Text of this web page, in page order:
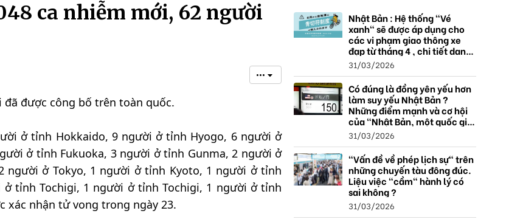
ca nhiễm mới, 62 người
•••
đã được công bố trên toàn quốc.
ở tỉnh Hokkaido, 9 người ở tỉnh Hyogo, 6 người ở
ở tỉnh Fukuoka, 3 người ở tỉnh Gunma, 2 người ở
người ở Tokyo, 1 người ở tỉnh Kyoto, 1 người ở tỉnh
tỉnh Tochigi, 1 người ở tỉnh Tochigi, 1 người ở tỉnh
xác nhận tử vong trong ngày 23.
Nhật Bản : Hệ thống "Vé
xanh" sẽ được áp dụng cho
các vi phạm giao thông xe
đạp từ tháng 4 , chi tiết danh
sách và mức xử phạt.
31/03/2026
Có đúng là đồng yên yếu hơn
làm suy yếu Nhật Bản ?
Những điểm mạnh và cơ hội
của "Nhật Bản, một quốc gia
thặng dư".
31/03/2026
"Vấn đề về phép lịch sự" trên
những chuyến tàu đông đúc.
Liệu việc "cầm" hành lý có
sai không ?
31/03/2026